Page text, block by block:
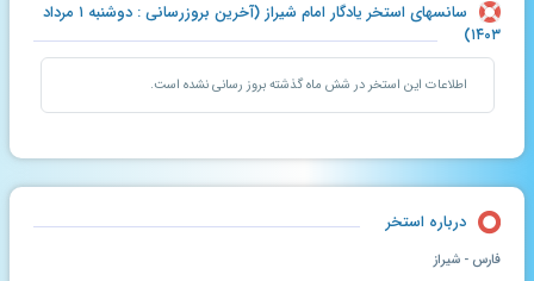
سانسهای استخر یادگار امام شیراز (آخرین بروزرسانی : دوشنبه ۱ مرداد
۱۴۰۳)
اطلاعات این استخر در شش ماه گذشته بروز رسانی نشده است.
درباره استخر
فارس - شیراز